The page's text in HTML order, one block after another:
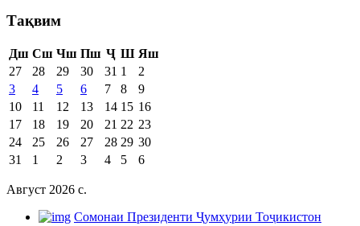
Тақвим
Дш Сш Чш Пш Ҷ Ш Яш
27
28 29 30 31 1
2
3
4 5 6 7 8
9
10
11 12 13 14 15 16
17
18 19 20 21 22 23
24
25 26 27 28 29 30
31
1 2 3 4 5 6
Август 2026 c.
Cомонаи Президенти Ҷумҳурии Тоҷикистон